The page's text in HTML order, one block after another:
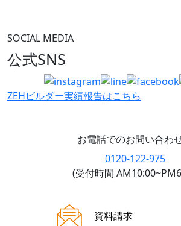
SOCIAL MEDIA
公式SNS
ZEHビルダー実績報告はこちら
お電話でのお問い合わ
0120-122-975
(受付時間
資料請求